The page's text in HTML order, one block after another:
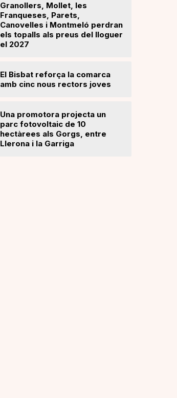
Granollers, Mollet, les
Franqueses, Parets,
Canovelles i Montmeló perdran
els topalls als preus del lloguer
el 2027
El Bisbat reforça la comarca
amb cinc nous rectors joves
Una promotora projecta un
parc fotovoltaic de 10
hectàrees als Gorgs, entre
Llerona i la Garriga